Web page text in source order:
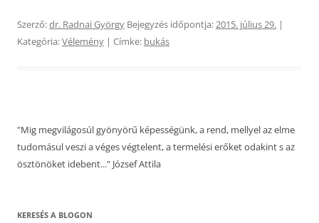
Szerző:dr. Radnai György Bejegyzés időpontja:2015. július 29. |
Kategória:Vélemény | Címke: bukás
"Mig megvilágosúl gyönyörű képességünk, a rend, mellyel az elme
tudomásul veszi a véges végtelent, a termelési erőket odakint s az
ösztönöket idebent..." József Attila
KERESÉS A BLOGON